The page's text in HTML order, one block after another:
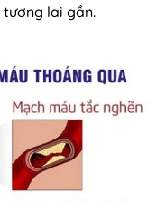
lai gần.